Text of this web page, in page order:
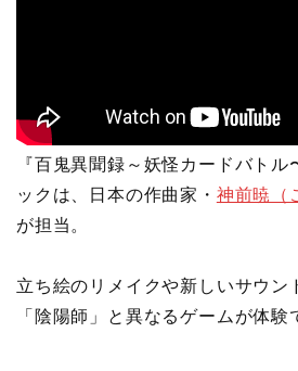
『百鬼異聞録～妖怪カードバトル
ックは、日本の作曲家・ 神前暁（
が担当。
立ち絵のリメイクや新しいサウン
「陰陽師」と異なるゲームが体験